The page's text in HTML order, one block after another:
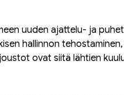
uuden ajattelu- ja
hallinnon
ovat siitä lähtien